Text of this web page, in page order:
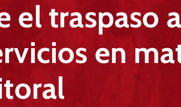
el traspaso
en